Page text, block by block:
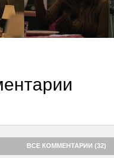
ВСЕ КОММЕНТАРИИ (32)